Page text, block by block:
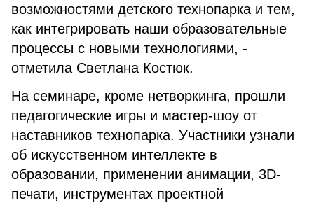
возможностями детского технопарка и тем,
как интегрировать наши образовательные
процессы с новыми технологиями, -
отметила Светлана Костюк.
На семинаре, кроме нетворкинга, прошли
педагогические игры и мастер-шоу от
наставников технопарка. Участники узнали
об искусственном интеллекте в
образовании, применении анимации, 3D-
печати, инструментах проектной